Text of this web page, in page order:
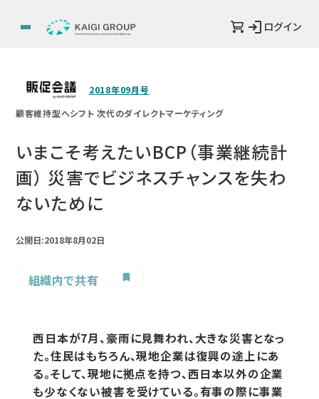
ログイン
2018年09月号
顧客維持型へシフト 次代のダイレクトマーケティング
いまこそ考えたいBCP（事業継続計
画） 災害でビジネスチャンスを失わ
ないために
公開日:2018年8月02日
組織内で共有
西日本が7月、豪雨に見舞われ、大きな災害となっ
た。住民はもちろん、現地企業は復興の途上にあ
る。そして、現地に拠点を持つ、西日本以外の企業
も少なくない被害を受けている。有事の際に事業